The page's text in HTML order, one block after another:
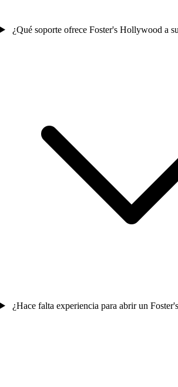
¿Qué soporte ofrece Foster's Hollywood a
¿Hace falta experiencia para abrir un